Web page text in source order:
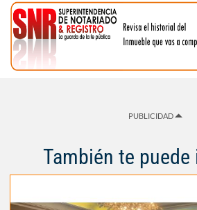
PUBLICIDAD
También te